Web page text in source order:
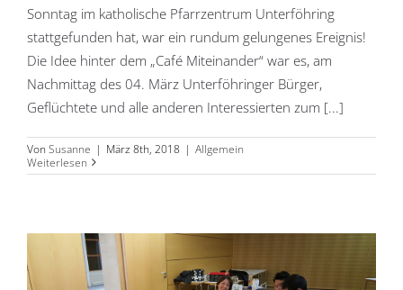
Sonntag im katholische Pfarrzentrum Unterföhring
stattgefunden hat, war ein rundum gelungenes Ereignis!
Die Idee hinter dem „Café Miteinander“ war es, am
Nachmittag des 04. März Unterföhringer Bürger,
Geflüchtete und alle anderen Interessierten zum [...]
Von Susanne | März 8th, 2018 | Allgemein
Weiterlesen